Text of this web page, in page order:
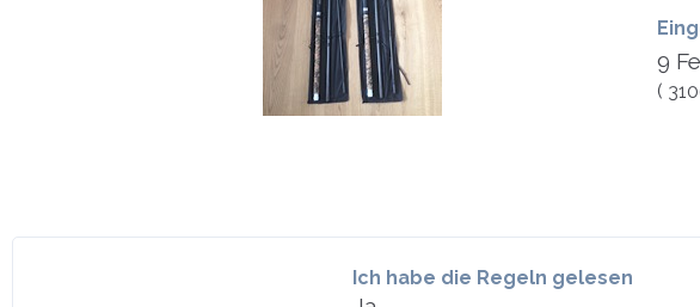
9
(
Ich habe die Regeln gelesen